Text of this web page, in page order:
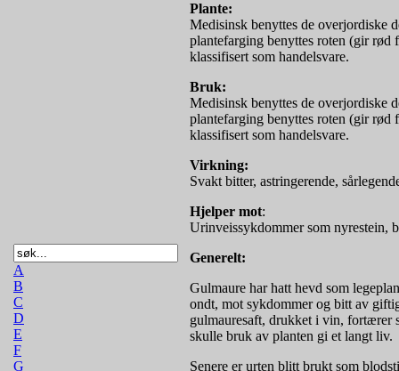
A
B
C
D
E
F
G
Plante:
Medisinsk benyttes de overjordiske
plantefarging benyttes roten (gir rød
klassifisert som handelsvare.
Bruk:
Medisinsk benyttes de overjordiske
plantefarging benyttes roten (gir rød
klassifisert som handelsvare.
Virkning:
Svakt bitter, astringerende,
Hjelper mot:
Urinveissykdommer som nyrestein,
Generelt:
Gulmaure har hatt hevd som
ondt, mot sykdommer og bitt av
gulmauresaft, drukket i vin, fortærer
skulle bruk av planten gi et langt liv.
Senere er urten blitt brukt som